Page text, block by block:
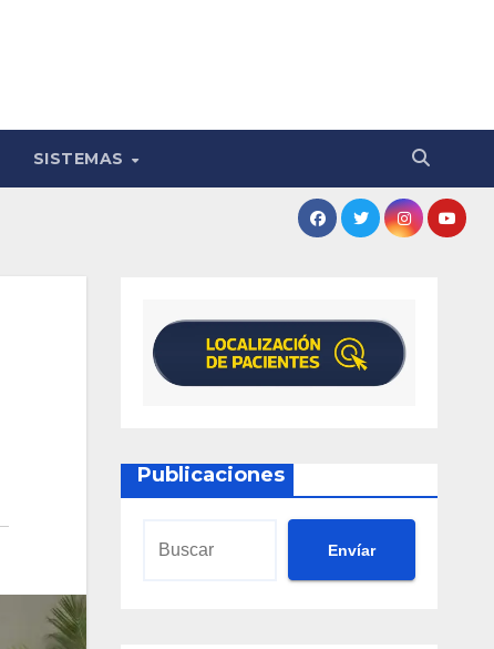
SISTEMAS
Publicaciones
Envíar